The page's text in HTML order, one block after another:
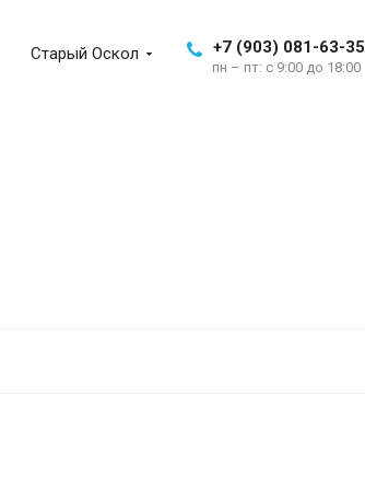
Старый Оскол +7 (903) 081-63-35
пн – пт: с 9:00 до 18:00